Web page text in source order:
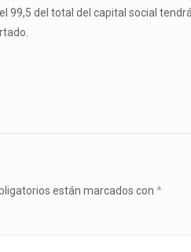
99,5 del total del capital social
están marcados con *